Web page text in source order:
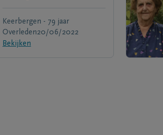
Keerbergen - 79 jaar
Overleden20/06/2022
Bekijken